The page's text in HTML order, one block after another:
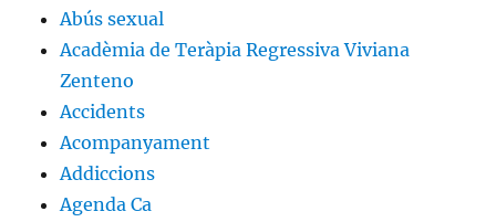
Abús sexual
Acadèmia de Teràpia Regressiva Viviana
Zenteno
Accidents
Acompanyament
Addiccions
Agenda Ca